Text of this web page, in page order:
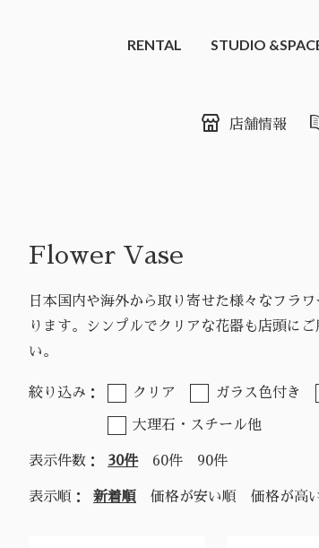
RENTAL STUDIO
店舗情報
Flower Vase
日本国内や海外から取り寄せた様々なフラ
ります。シンプルでクリアな花器も店頭に
い。
絞り込み： クリア ガラス色付き
大理石・スチール他
表示件数： 30件 60件 90件
表示順： 新着順 価格が安い順 価格が高